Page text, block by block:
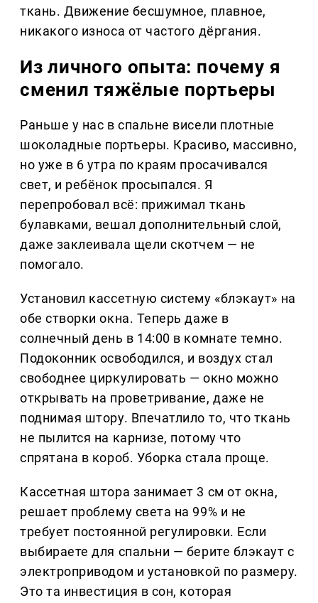
ткань. Движение бесшумное, плавное,
никакого износа от частого дёргания.
Из личного опыта: почему я
сменил тяжёлые портьеры
Раньше у нас в спальне висели плотные
шоколадные портьеры. Красиво, массивно,
но уже в 6 утра по краям просачивался
свет, и ребёнок просыпался. Я
перепробовал всё: прижимал ткань
булавками, вешал дополнительный слой,
даже заклеивала щели скотчем — не
помогало.
Установил кассетную систему «блэкаут» на
обе створки окна. Теперь даже в
солнечный день в 14:00 в комнате темно.
Подоконник освободился, и воздух стал
свободнее циркулировать — окно можно
открывать на проветривание, даже не
поднимая штору. Впечатлило то, что ткань
не пылится на карнизе, потому что
спрятана в короб. Уборка стала проще.
Кассетная штора занимает 3 см от окна,
решает проблему света на 99% и не
требует постоянной регулировки. Если
выбираете для спальни — берите блэкаут с
электроприводом и установкой по размеру.
Это та инвестиция в сон, которая